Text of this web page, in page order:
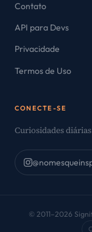
Contato
API para Devs
Privacidade
Termos de Uso
CONECTE-SE
Curiosidades
© 2011–2026